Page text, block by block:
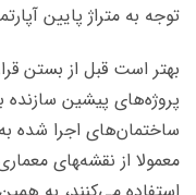
توجه به متراژ پایین
بهتر است قبل از بستن
پروژه‌های پیشین سازنده
ساختمان‌های اجرا شده
معمولا از نقشه‌‍های